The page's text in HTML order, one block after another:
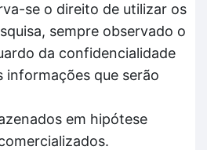
se o direito de utilizar os
sempre observado o
da confidencialidade
informações que serão
em hipótese